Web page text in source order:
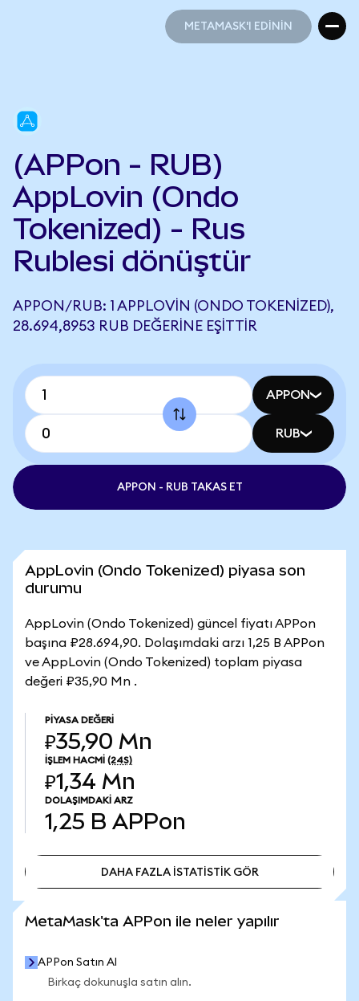
METAMASK'I EDİNİN
(APPon - RUB)
AppLovin (Ondo
Tokenized) - Rus
Rublesi dönüştür
APPON/RUB: 1 APPLOVIN (ONDO TOKENIZED),
28.694,8953 RUB DEĞERINE EŞITTIR
APPON
RUB
APPON - RUB TAKAS ET
AppLovin (Ondo Tokenized) piyasa son
durumu
AppLovin (Ondo Tokenized) güncel fiyatı APPon
başına ₽28.694,90. Dolaşımdaki arzı 1,25 B APPon
ve AppLovin (Ondo Tokenized) toplam piyasa
değeri ₽35,90 Mn .
PIYASA DEĞERI
₽35,90 Mn
İŞLEM HACMI (24S)
₽1,34 Mn
DOLAŞIMDAKI ARZ
1,25 B APPon
DAHA FAZLA İSTATİSTİK GÖR
MetaMask'ta APPon ile neler yapılır
APPon Satın Al
Birkaç dokunuşla satın alın.